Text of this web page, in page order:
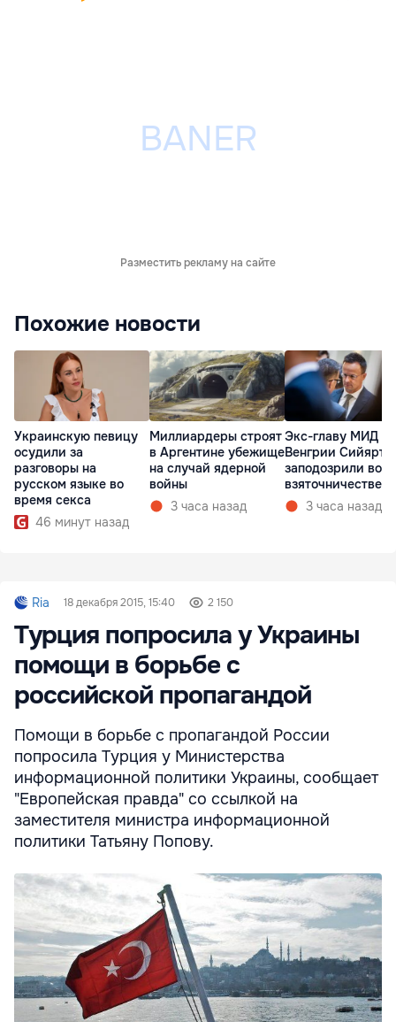
Разместить рекламу на сайте
Похожие новости
Украинскую певицу
осудили за
разговоры на
русском языке во
время секса
46 минут назад
Миллиардеры строят
в Аргентине убежище
на случай ядерной
войны
3 часа назад
Экс-главу МИД
Венгрии Сийярто
заподозрили во
взяточничестве
3 часа назад
Ria 18 декабря 2015, 15:40 2 150
Турция попросила у Украины
помощи в борьбе с
российской пропагандой
Помощи в борьбе с пропагандой России
попросила Турция у Министерства
информационной политики Украины, сообщает
"Европейская правда" со ссылкой на
заместителя министра информационной
политики Татьяну Попову.